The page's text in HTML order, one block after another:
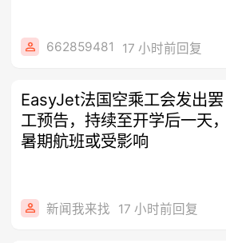
662859481 17 小时前回复
EasyJet法国空乘工会发出罢
工预告，持续至开学后一天，
暑期航班或受影响
新闻我来找 17 小时前回复